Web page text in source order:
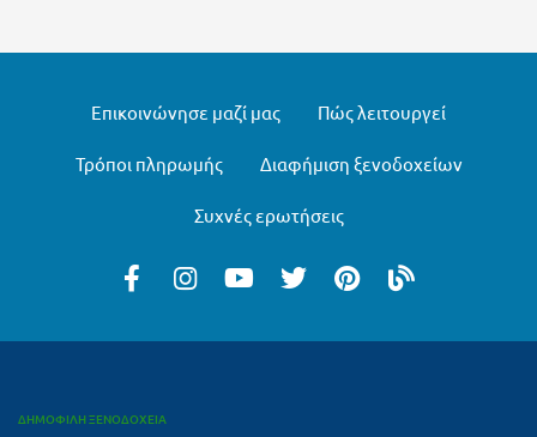
Πόρτο Χέλι
Ρέθυμνο
Επικοινώνησε μαζί μας Πώς λειτουργεί
Τρόποι πληρωμής Διαφήμιση ξενοδοχείων
Συχνές ερωτήσεις
ΔΗΜΟΦΙΛΗ ΞΕΝΟΔΟΧΕΙΑ